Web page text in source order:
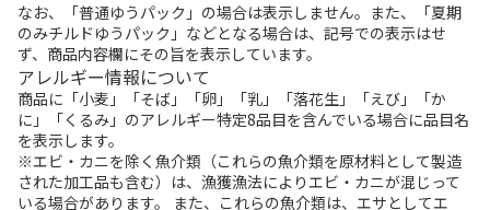
なお、「普通ゆうパック」の場合は表示しません。また、「夏期
のみチルドゆうパック」などとなる場合は、記号での表示はせ
ず、商品内容欄にその旨を表示しています。
アレルギー情報について
商品に「小麦」「そば」「卵」「乳」「落花生」「えび」「か
に」「くるみ」のアレルギー特定8品目を含んでいる場合に品目名
を表示します。
※エビ・カニを除く魚介類（これらの魚介類を原材料として製造
された加工品も含む）は、漁獲漁法によりエビ・カニが混じって
いる場合があります。 また、これらの魚介類は、エサとしてエ